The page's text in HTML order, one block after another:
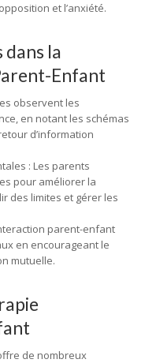
et l’anxiété.
la
Enfant
observent les
en notant les schémas
d’information
: Les parents
pour améliorer la
des limites et gérer les
parent-enfant
en encourageant le
mutuelle.
de nombreux